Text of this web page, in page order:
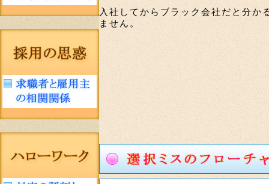
入社してからブラック会社だと分
ません。